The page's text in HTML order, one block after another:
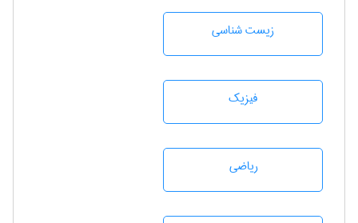
زيست شناسی
فیزیک
رياضی